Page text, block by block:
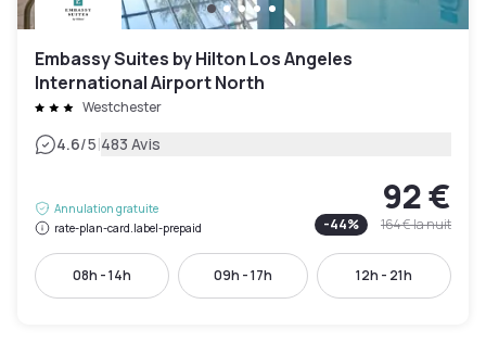
Embassy Suites by Hilton Los Angeles
International Airport North
Westchester
4.6/5|483 Avis
Annulation gratuite
rate-plan-card.label-prepaid
92 €
-44% 164 €la nuit
08h - 14h 09h - 17h 12h - 21h